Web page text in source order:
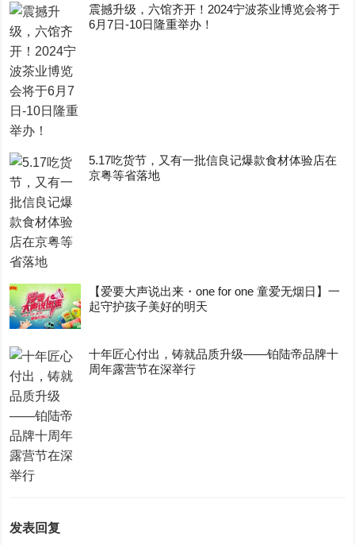
震撼升级，六馆齐开！2024宁波茶业博览会将于
6月7日-10日隆重举办！
5.17吃货节，又有一批信良记爆款食材体验店在
京粤等省落地
【爱要大声说出来・one for one 童爱无烟日】一
起守护孩子美好的明天
十年匠心付出，铸就品质升级——铂陆帝品牌十
周年露营节在深举行
发表回复